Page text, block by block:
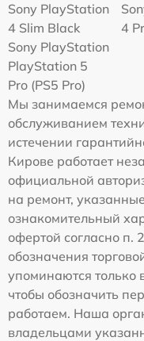
Sony PlayStation
4 Slim Black
4
Sony PlayStation
PlayStation 5
Pro (PS5 Pro)
Мы занимаемся
обслуживанием
истечении
Кирове работает
официальной
на ремонт,
ознакомительный
офертой согласно п.
обозначения
упоминаются
чтобы обозначить
работаем. Наша
владельцами